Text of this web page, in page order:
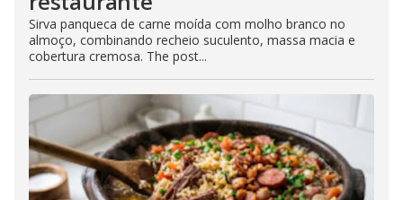
Sirva panqueca de carne moída com molho branco no
almoço, combinando recheio suculento, massa macia e
cobertura cremosa. The post...